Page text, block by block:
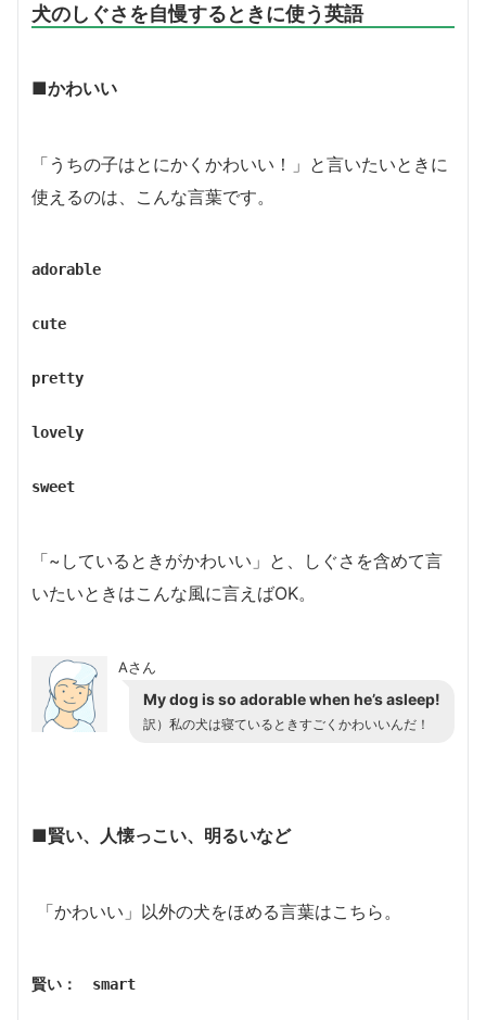
犬のしぐさを自慢するときに使う英語
■かわいい
「うちの子はとにかくかわいい！」と言いたいときに
使えるのは、こんな言葉です。
adorable
cute
pretty
lovely
sweet
「~しているときがかわいい」と、しぐさを含めて言
いたいときはこんな風に言えばOK。
Aさん
My dog is so adorable when he’s asleep!
訳）私の犬は寝ているときすごくかわいいんだ！
■賢い、人懐っこい、明るいなど
「かわいい」以外の犬をほめる言葉はこちら。
賢い：　smart